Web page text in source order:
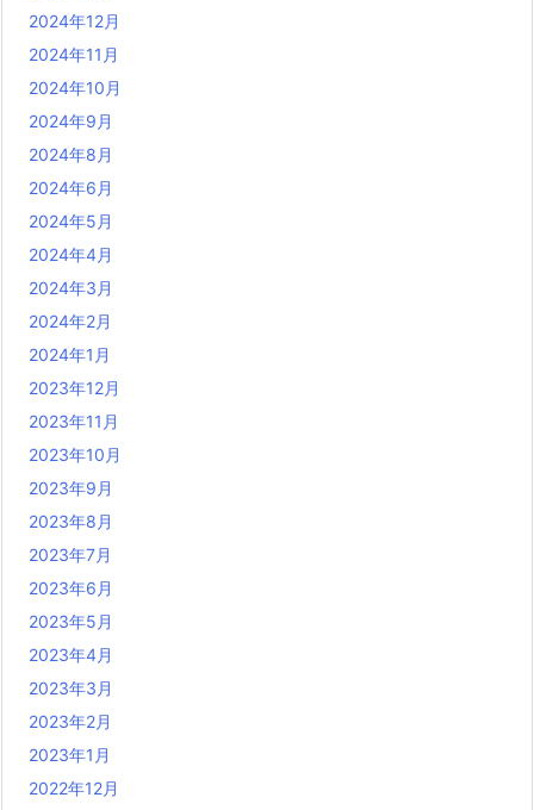
2024年12月
2024年11月
2024年10月
2024年9月
2024年8月
2024年6月
2024年5月
2024年4月
2024年3月
2024年2月
2024年1月
2023年12月
2023年11月
2023年10月
2023年9月
2023年8月
2023年7月
2023年6月
2023年5月
2023年4月
2023年3月
2023年2月
2023年1月
2022年12月